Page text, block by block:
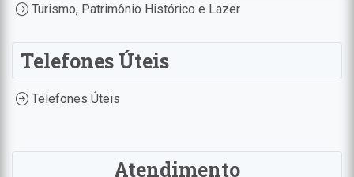
Turismo, Patrimônio Histórico e Lazer
Telefones Úteis
Telefones Úteis
Atendimento